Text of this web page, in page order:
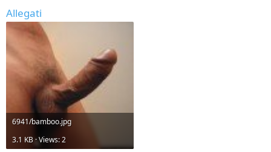
Allegati
6941/bamboo.jpg
3.1 KB · Views: 2